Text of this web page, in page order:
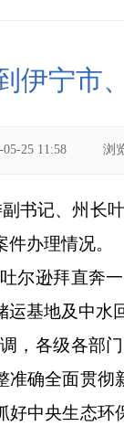
伊宁市
05-25 11:58 浏
书记、州长
办理情况。
吐尔逊拜直奔
运基地及中水
，各级各部
准确全面贯
好中央生态